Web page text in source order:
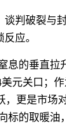
判破裂与
应。
息的垂直拉
元关口；
，更是市场
标的取暖油